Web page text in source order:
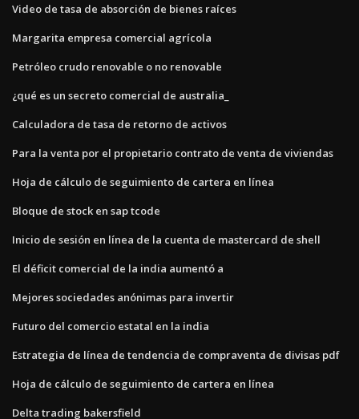
Video de tasa de absorción de bienes raíces
Margarita empresa comercial agrícola
Petróleo crudo renovable o no renovable
¿qué es un secreto comercial de australia_
Calculadora de tasa de retorno de activos
Para la venta por el propietario contrato de venta de viviendas
Hoja de cálculo de seguimiento de cartera en línea
Bloque de stock en sap tcode
Inicio de sesión en línea de la cuenta de mastercard de shell
El déficit comercial de la india aumentó a
Mejores sociedades anónimas para invertir
Futuro del comercio estatal en la india
Estrategia de línea de tendencia de compraventa de divisas pdf
Hoja de cálculo de seguimiento de cartera en línea
Delta trading bakersfield